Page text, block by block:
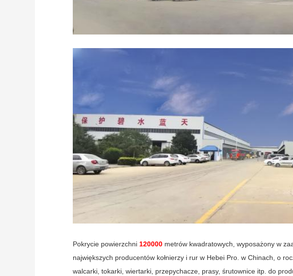
Pokrycie powierzchni 120000 metrów kwadratowych, wyposażony w
największych producentów kołnierzy i rur w Hebei Pro. w Chinach, o
walcarki, tokarki, wiertarki, przepychacze, prasy, śrutownice itp. do